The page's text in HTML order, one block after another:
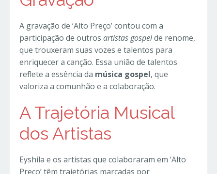
A gravação de ‘Alto Preço’ contou com a
participação de outros artistas gospelde renome,
que trouxeram suas vozes e talentos para
enriquecer a canção. Essa união de talentos
reflete a essência da música gospel, que
valoriza a comunhão e a colaboração.
A Trajetória Musical
dos Artistas
Eyshila e os artistas que colaboraram em ‘Alto
Preço’ têm trajetórias marcadas por